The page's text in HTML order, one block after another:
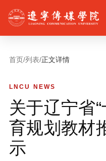
首页/列表/正文详情
LNCU NEWS
关于辽宁省
育规划教材
示